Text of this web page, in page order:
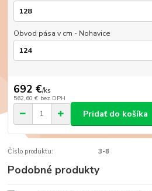
Obvod pása v cm - Nohavice
692 €/ks
562,60 € bez DPH
Pridať do košíka
Číslo produktu: 3-8
Podobné produkty